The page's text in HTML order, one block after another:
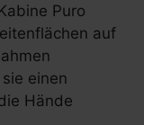
Puro
auf
einen
Hände